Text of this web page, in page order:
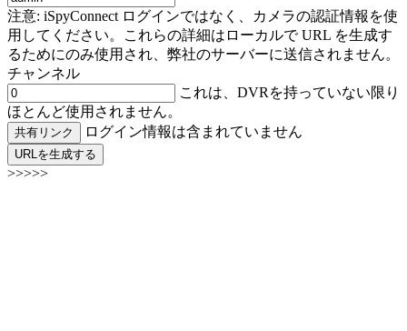
注意: iSpyConnect ログインではなく、カメラの認証情報を使
用してください。これらの詳細はローカルで URL を生成す
るためにのみ使用され、弊社のサーバーに送信されません。
チャンネル
これは、DVRを持っていない限り
ほとんど使用されません。
共有リンク ログイン情報は含まれていません
URLを生成する
>>>>>